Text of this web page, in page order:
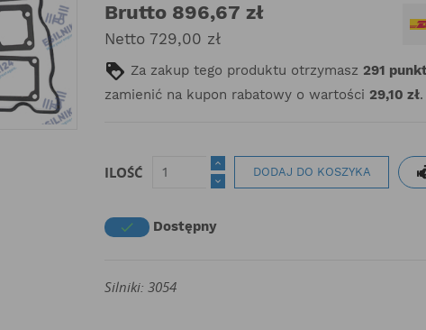
Brutto 896,67 zł
Netto 729,00 zł
Za zakup tego produktu otrzymasz 291
zamienić na kupon rabatowy o wartości 29,10 zł.
ILOŚĆ DODAJ DO KOSZYKA
 Dostępny
Silniki: 3054